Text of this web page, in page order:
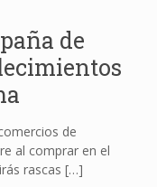
de
de
al comprar en el
rascas […]